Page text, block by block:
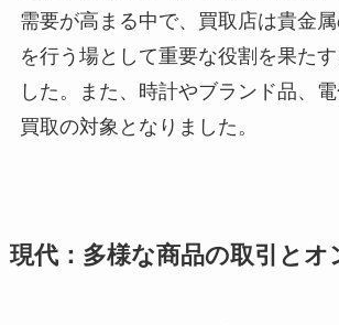
需要が高まる中で、買取店は貴金属
を行う場として重要な役割を果た
した。また、時計やブランド品、
買取の対象となりました。
現代：多様な商品の取引とオ